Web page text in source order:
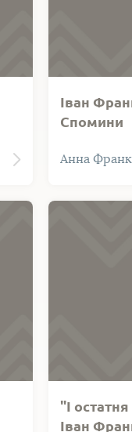
Іван
Спомини
Анна
"І
Іван